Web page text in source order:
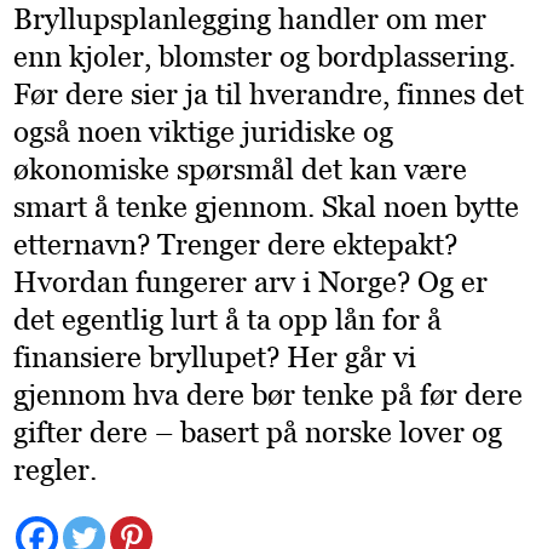
Bryllupsplanlegging handler om mer
enn kjoler, blomster og bordplassering.
Før dere sier ja til hverandre, finnes det
også noen viktige juridiske og
økonomiske spørsmål det kan være
smart å tenke gjennom. Skal noen bytte
etternavn? Trenger dere ektepakt?
Hvordan fungerer arv i Norge? Og er
det egentlig lurt å ta opp lån for å
finansiere bryllupet? Her går vi
gjennom hva dere bør tenke på før dere
gifter dere – basert på norske lover og
regler.